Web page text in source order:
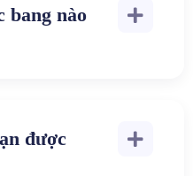
bang nào
được